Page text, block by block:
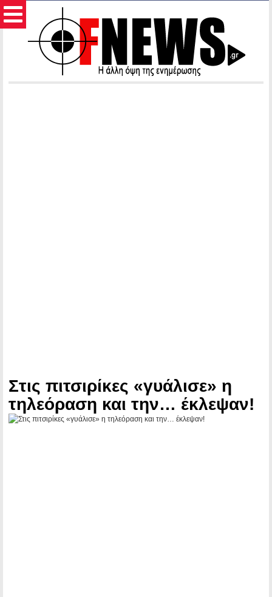
Στις πιτσιρίκες «γυάλισε» η
τηλεόραση και την… έκλεψαν!